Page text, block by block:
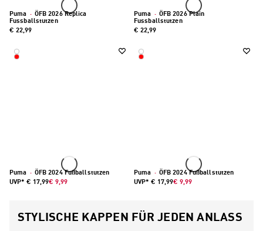
Puma · ÖFB 2026 Replica
Fussballstutzen
€ 22,99
Puma · ÖFB 2026 Plain
Fussballstutzen
€ 22,99
Puma · ÖFB 2024 Fußballstutzen
UVP* € 17,99€ 9,99
Puma · ÖFB 2024 Fußballstutzen
UVP* € 17,99€ 9,99
STYLISCHE KAPPEN FÜR JEDEN ANLASS